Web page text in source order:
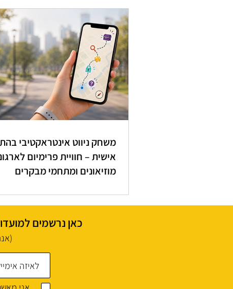
משחק ניווט אינטראקטיבי
אישית – חוויית פרימיום
מוזיאונים ומתחמי מבקרים
כאן נרשמים